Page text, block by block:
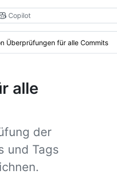
Copilot
Überprüfungen für alle Commits
alle
der
und Tags